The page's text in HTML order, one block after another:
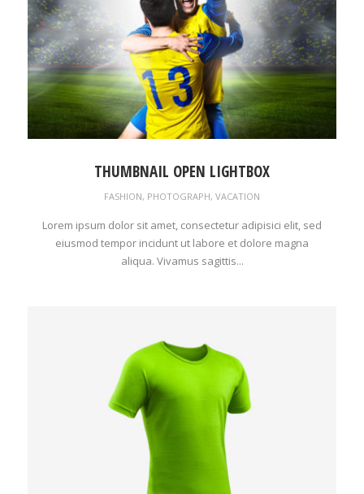
THUMBNAIL OPEN LIGHTBOX
FASHION, PHOTOGRAPH, VACATION
Lorem ipsum dolor sit amet, consectetur adipisici elit, sed
eiusmod tempor incidunt ut labore et dolore magna
aliqua. Vivamus sagittis...